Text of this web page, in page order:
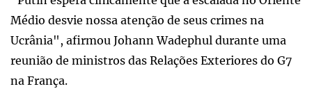
Médio desvie nossa atenção de seus crimes na
Ucrânia", afirmou Johann Wadephul durante uma
reunião de ministros das Relações Exteriores do G7
na França.